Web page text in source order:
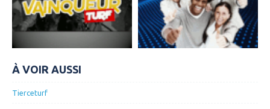
À VOIR AUSSI
Tierceturf